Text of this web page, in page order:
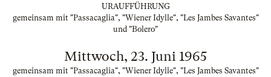
URAUFFÜHRUNG
gemeinsam mit "Passacaglia", "Wiener Idylle", "Les Jambes Savantes"
und "Bolero"
Mittwoch, 23. Juni 1965
gemeinsam mit "Passacaglia", "Wiener Idylle", "Les Jambes Savantes"